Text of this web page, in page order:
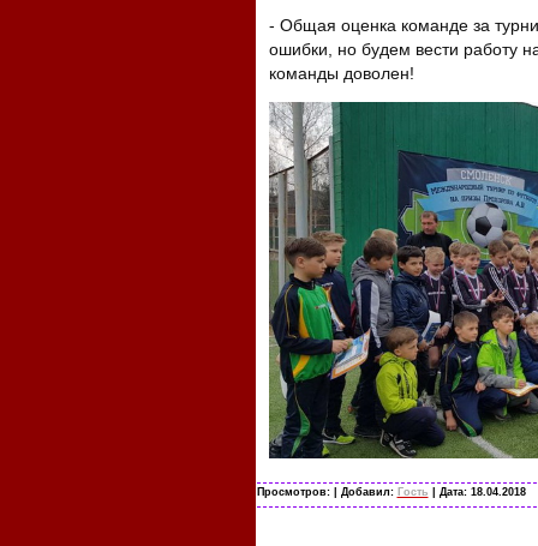
- Общая оценка команде за
ошибки, но будем вести работу
команды доволен!
Просмотров: | Добавил: Гость | Дата: 18.04.2018